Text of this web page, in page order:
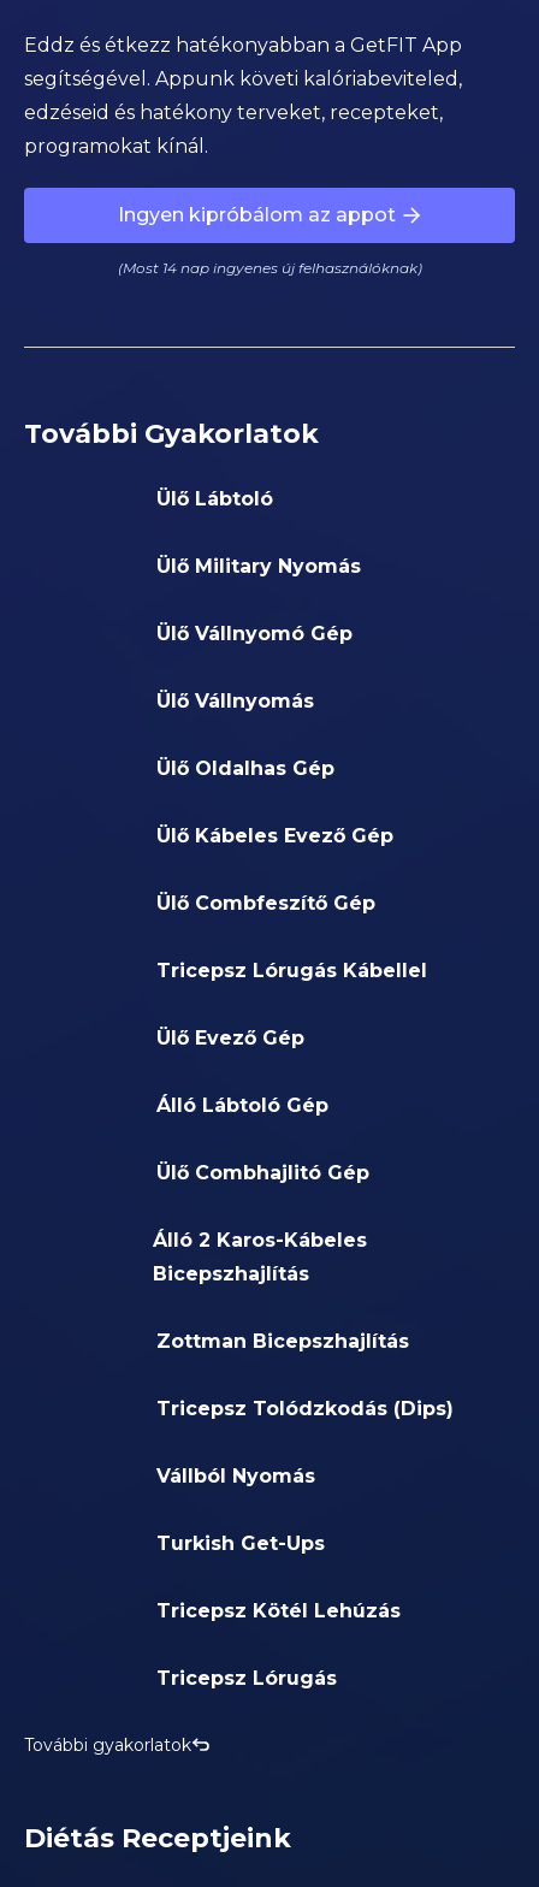
Eddz és étkezz hatékonyabban a GetFIT App
segítségével. Appunk követi kalóriabeviteled,
edzéseid és hatékony terveket, recepteket,
programokat kínál.
Ingyen kipróbálom az appot
(Most 14 nap ingyenes új felhasználóknak)
További Gyakorlatok
Ülő Lábtoló
Ülő Military Nyomás
Ülő Vállnyomó Gép
Ülő Vállnyomás
Ülő Oldalhas Gép
Ülő Kábeles Evező Gép
Ülő Combfeszítő Gép
Tricepsz Lórugás Kábellel
Ülő Evező Gép
Álló Lábtoló Gép
Ülő Combhajlitó Gép
Álló 2 Karos-Kábeles
Bicepszhajlítás
Zottman Bicepszhajlítás
Tricepsz Tolódzkodás (Dips)
Vállból Nyomás
Turkish Get-Ups
Tricepsz Kötél Lehúzás
Tricepsz Lórugás
További gyakorlatok
Diétás Receptjeink